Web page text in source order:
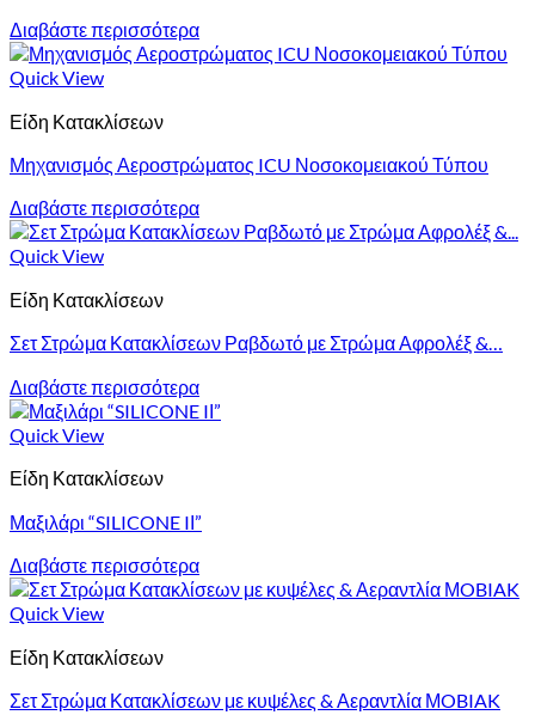
Διαβάστε περισσότερα
Quick View
Είδη Κατακλίσεων
Μηχανισμός Αεροστρώματος ICU Νοσοκομειακού Τύπου
Διαβάστε περισσότερα
Quick View
Είδη Κατακλίσεων
Σετ Στρώμα Κατακλίσεων Ραβδωτό με Στρώμα Αφρολέξ &…
Διαβάστε περισσότερα
Quick View
Είδη Κατακλίσεων
Μαξιλάρι “SILICONE IΙ”
Διαβάστε περισσότερα
Quick View
Είδη Κατακλίσεων
Σετ Στρώμα Κατακλίσεων με κυψέλες & Αεραντλία ΜOBIAK